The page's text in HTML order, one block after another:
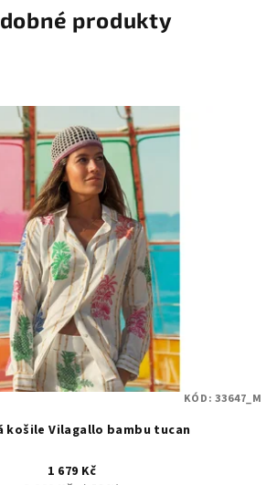
produkty
košile Vilagallo bambu tucan
1 679 Kč
KÓD:33647_M